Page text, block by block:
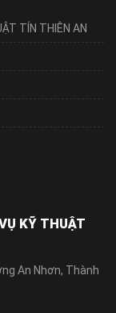
TÍN THIÊN AN
KỸ THUẬT
An Nhơn, Thành